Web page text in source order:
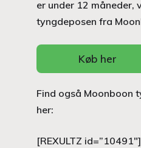
er under 12 måneder,
tyngdeposen fra
Køb her
Find også Moonboon
her:
[REXULTZ id=”10491″]